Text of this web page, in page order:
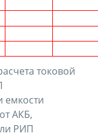
токовой
емкости
АКБ,
РИП